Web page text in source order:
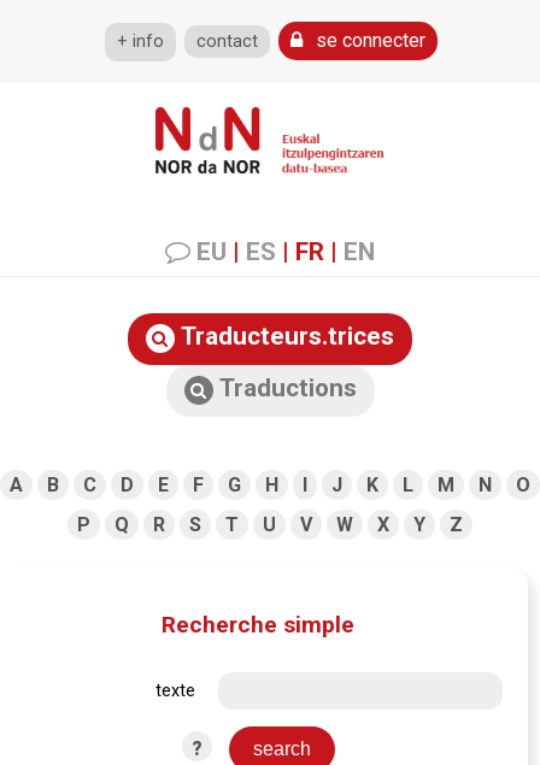
+ info contact se connecter
EU | ES | FR | EN
Traducteurs.trices
Traductions
A B C D E F G H I J K L M N
O
P
Q R S T U V W X Y Z
Recherche simple
texte
?